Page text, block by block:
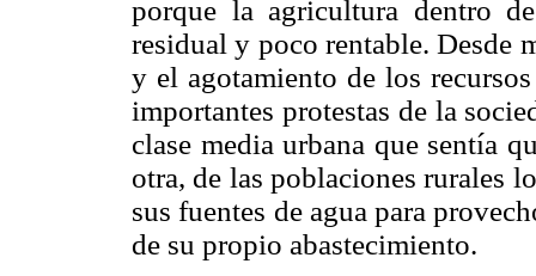
porque la agricultura dentro
residual y poco rentable. Desde
y el agotamiento de los
importantes protestas de la
clase media urbana que sentía
otra, de las poblaciones rurales
sus fuentes de agua para
de su propio abastecimiento.